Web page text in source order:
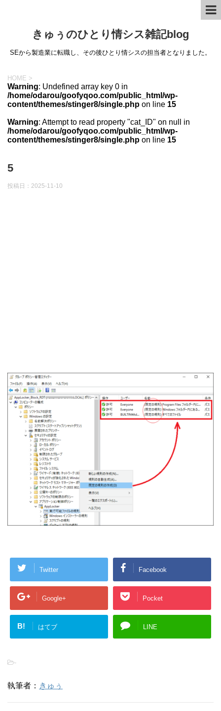
きゅぅのひとり情シス雑記blog
SEから製造業に転職し、その後ひとり情シスの担当者となりました。
HOME >
Warning: Undefined array key 0 in
/home/odarou/goofyqoo.com/public_html/wp-
content/themes/stinger8/single.php on line 15
Warning: Attempt to read property "cat_ID" on null in
/home/odarou/goofyqoo.com/public_html/wp-
content/themes/stinger8/single.php on line 15
5
投稿日： 2025-11-10
Twitter Facebook
Google+ Pocket
B! はてブ LINE
-
執筆者： きゅぅ